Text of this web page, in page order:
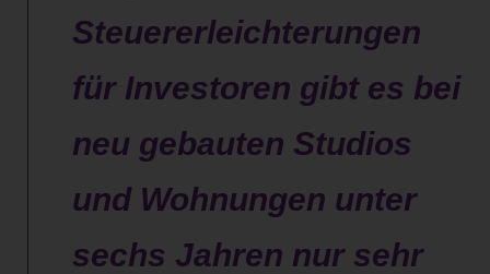
Steuererleichterungen
für Investoren gibt es bei
neu gebauten Studios
und Wohnungen unter
sechs Jahren nur sehr